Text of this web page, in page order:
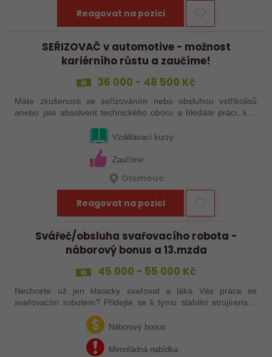
Reagovat na pozici
SEŘIZOVAČ v automotive - možnost
kariérního růstu a zaučíme!
36 000 - 48 500 Kč
Máte zkušenosti se seřizováním nebo obsluhou vstřikolisů
anebo jste absolvent technického oboru a hledáte práci, kde
řešení a práce přímo ve…Vzdělávací kurzy
Zaučíme
Olomouc
Reagovat na pozici
Svářeč/obsluha svařovacího robota -
náborový bonus a 13.mzda
45 000 - 55 000 Kč
Nechcete už jen klasicky svařovat a láká Vás práce se
svařovacím robotem? Přidejte se k týmu stabilní strojírenské
společnosti v Hranicích a využijte své zkušenosti se
svařováním v moderní výrobě.…
Náborový bonus
Mimořádná nabídka